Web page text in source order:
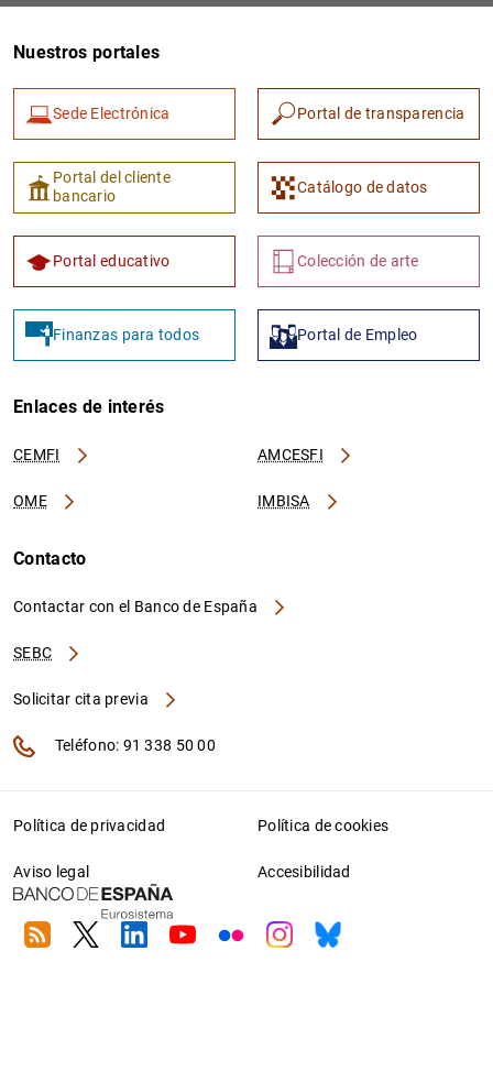
Nuestros portales
Sede Electrónica Portal de transparencia
Portal del cliente
bancario
Catálogo de datos
Portal educativo Colección de arte
Finanzas para todos Portal de Empleo
Enlaces de interés
CEMFI AMCESFI
OME IMBISA
Contacto
Contactar con el Banco de España
SEBC
Solicitar cita previa
Teléfono: 91 338 50 00
Política de privacidad Política de cookies
Aviso legal Accesibilidad
RSS TwitterLinkedin
YoutubeFlickrInstagram
Bluesky